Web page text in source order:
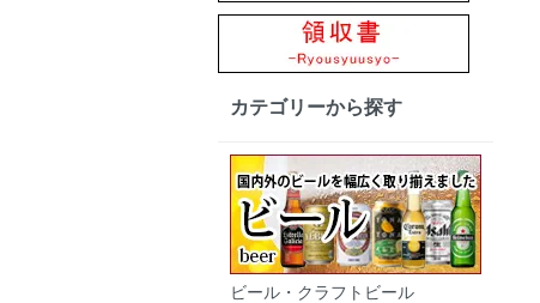
カテゴリーから探す
ビール・クラフトビール